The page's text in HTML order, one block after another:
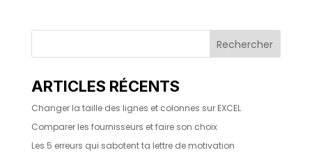
Rechercher
ARTICLES RÉCENTS
Changer la taille des lignes et colonnes sur EXCEL
Comparer les fournisseurs et faire son choix
Les 5 erreurs qui sabotent ta lettre de motivation